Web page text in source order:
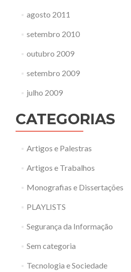
agosto 2011
setembro 2010
outubro 2009
setembro 2009
julho 2009
CATEGORIAS
Artigos e Palestras
Artigos e Trabalhos
Monografias e Dissertações
PLAYLISTS
Segurança da Informação
Sem categoria
Tecnologia e Sociedade